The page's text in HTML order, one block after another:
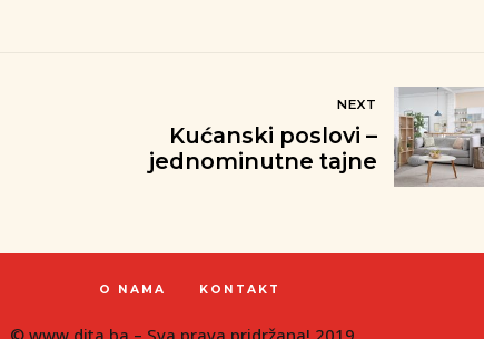
NEXT
Kućanski poslovi –
jednominutne tajne
O NAMA KONTAKT